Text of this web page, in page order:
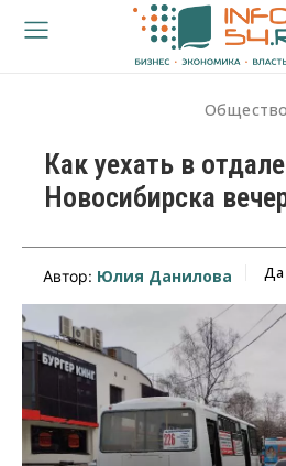
Общество
Как уехать в
Новосибирска
Автор: Юлия Данилова